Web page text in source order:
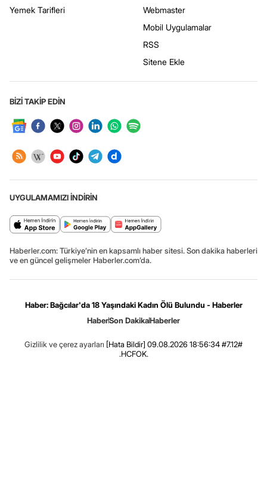
Yemek Tarifleri
Webmaster
Mobil Uygulamalar
RSS
Sitene Ekle
BİZİ TAKİP EDİN
UYGULAMAMIZI İNDİRİN
Haberler.com: Türkiye’nin en kapsamlı haber sitesi. Son dakika haberleri
ve en güncel gelişmeler Haberler.com’da.
Haber: Bağcılar'da 18 Yaşındaki Kadın Ölü Bulundu - Haberler
HaberSon DakikaHaberler
Gizlilik ve çerez ayarları [Hata Bildir] 09.08.2026 18:56:34 #7.12#
.HCFOK.